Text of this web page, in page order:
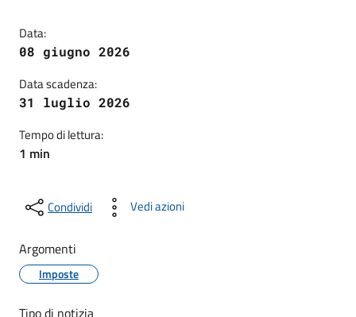
Data:
08 giugno 2026
Data scadenza:
31 luglio 2026
Tempo di lettura:
1 min
Condividi Vedi azioni
Argomenti
Imposte
Tipo di notizia